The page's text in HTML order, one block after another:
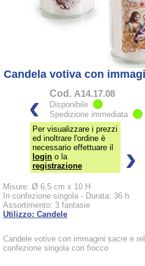
Candela votiva con
Cod. A14.17.08
Disponibile
Spedizione immediata
Per visualizzare i prezzi
ed inoltrare l'ordine è
necessario effettuare il
login o la
registrazione
Misure: Ø 6,5 cm x 10 H
In confezione singola - Durata: 36 h
Assortimento: 3 fantasie
Utilizzo: Candele
Candele votive con immagini sacre e
confezione singola con fiocco